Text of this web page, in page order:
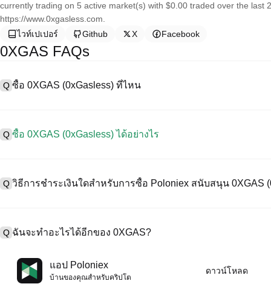
currently trading on 5 active market(s) with $0.00 traded over the last
https://www.0xgasless.com.
ไวท์เปเปอร์
Github X Facebook
0XGAS FAQs
Q ซื้อ 0XGAS (0xGasless) ที่ไหน
ใช้งานง่าย สภาพคล่องสูง และเครื่องมือการซื้อขายที่หลากหลายเพื่อ
ขายคริปโทเคอร์เรนซีที่หลากหลาย รวมทั้ง 0XGAS, และให้ค่าธรรมเ
1. สร้างบัญชีและตรวจสอบ KYC ให้สมบูรณ์
2. ทุนในบัญชีของคุณด้วยเคอร์เรนซีเฟียตและคริปโทเคอร์เรนซี
Q ซื้อ 0XGAS (0xGasless) ได้อย่างไร
และทรัพย์สินดิจิทัลคุณภาพสูงมากมาย
Q วิธีการชำระเงินใดสำหรับการซื้อ Poloniex สนับสนุน 0XGAS
1) บัตรเครดิต/เดบิต (เช่น Visa และ Mastercard) เพื่อซื้อเหรียญเสถียร
4) การซื้อขายแบบ OTC สำหรับการซื้อขายแต่ละบล็อกที่มากกว่า
Q ฉันจะทำอะไรได้อีกของ 0XGAS?
คุณสามารถซื้อขายล่วงหน้ากับ USDT หรือ USDC
เพิ่มมูลค่าคริปโตของคุณด้วยผลตอบแทนแบบพาสซีฟ
แอป Poloniex
บ้านของคุณสําหรับคริปโต
ดาวน์โหลด